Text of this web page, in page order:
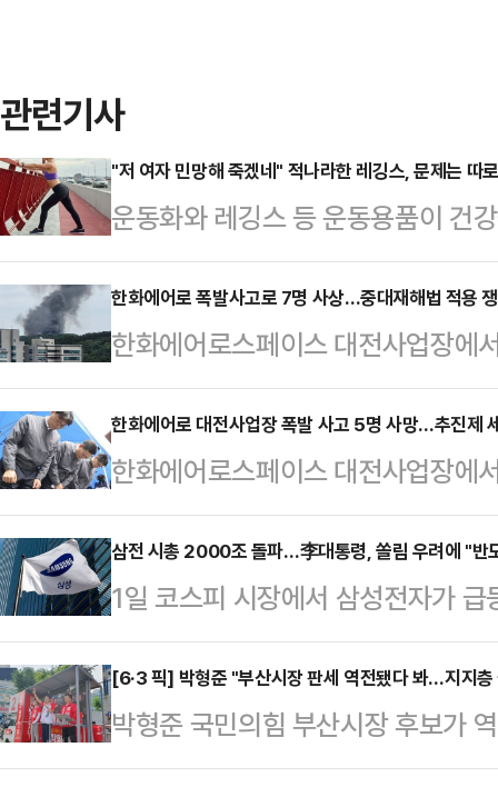
관련기사
"저 여자 민망해 죽겠네" 적나라한 레깅스, 문제는 따
운동화와 레깅스 등 운동용품이 건
다.16일 관련업계에 따르면 영국
전문가인 니콜 딘은 최근 데일리메
만 운동할 때 착용하는 옷과 신발이
어 "운동용품을 만들 때 흔히 사용
소재의 옷을 세탁하고 입을 때마다
말했다.입자가 매우 작은 미세플라
통해 여러 장기에 …
한화에어로 폭발사고로 7명 사상…중대재해법 적용
한화에어로스페이스 대전사업장
년과 2019년에 이어 또다시 같은
에어로스페이스의 안전관리 체계
따르면 이날 오전 10시 59분께 대
전사업장에서 폭발 사고가 발생했
중상, 1명이 경상을 입은 것으로 파
고 장비 44대와 소방대원 100여 명
방당국은 화재 진압…
한화에어로 대전사업장 폭발 사고 5명 사망…추진제
한화에어로스페이스 대전사업장에
척 공정 중 발생한 것으로 파악됐
다.1일 업계와 소방당국 등에 따르
삼동 한화에어로스페이스 대전사
신고를 접수한 소방당국은 대응 1
100여명을 투입해 진화에 나섰다.
업장 소속 직원 5명이 숨진 것으로
원으로 이송됐다. 사망자 중에…
삼전 시총 2000조 돌파…李대통령, 쏠림 우려에 "반
1일 코스피 시장에서 삼성전자가
2000조원을 넘어선 것으로 파악됐
함 시총 2000조원 돌파에 이어, 단
탑'까지 쌓게 됐다.한국거래소에
거래일 대비 10.09% 오른 34만
[6·3 픽] 박형준 "부산시장 판세 역전됐다 봐…지지층
박형준 국민의힘 부산시장 후보가
이 가장 높게 나온 것과 관련해 예